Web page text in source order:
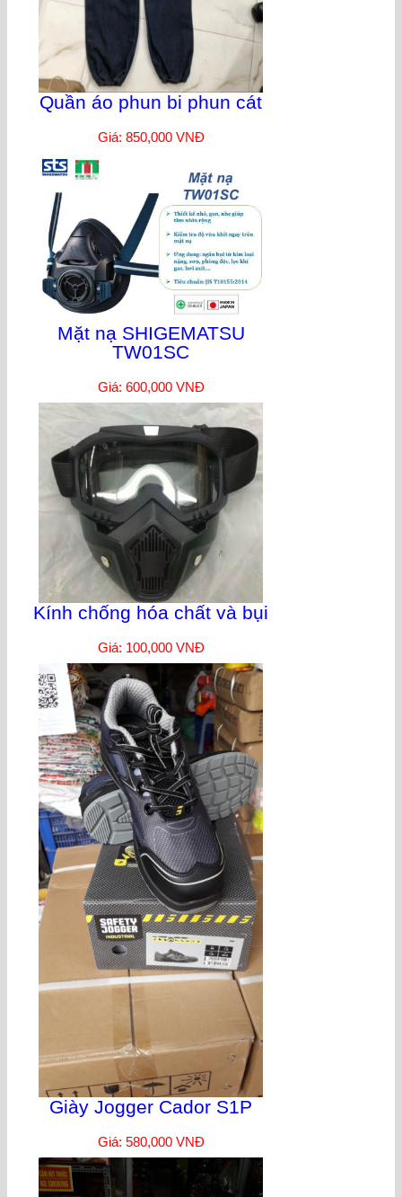
Quần áo phun bi phun cát
Giá: 850,000 VNĐ
Mặt nạ SHIGEMATSU
TW01SC
Giá: 600,000 VNĐ
Kính chống hóa chất và bụi
Giá: 100,000 VNĐ
Giày Jogger Cador S1P
Giá: 580,000 VNĐ